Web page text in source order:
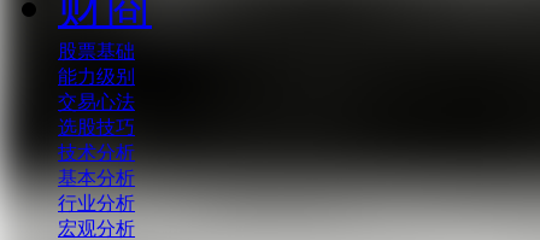
股票基础
能力级别
交易心法
选股技巧
技术分析
基本分析
行业分析
宏观分析